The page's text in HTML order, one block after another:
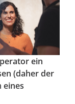
ein
(daher der
eines